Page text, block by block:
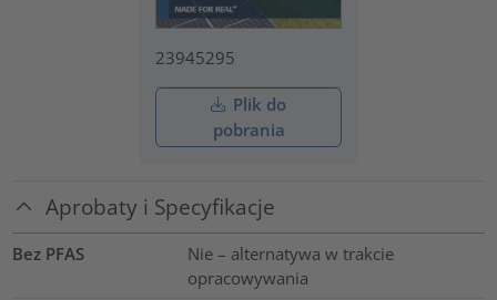
23945295
Plik do
pobrania
Aprobaty i Specyfikacje
Bez PFAS
Nie – alternatywa w trakcie
opracowywania